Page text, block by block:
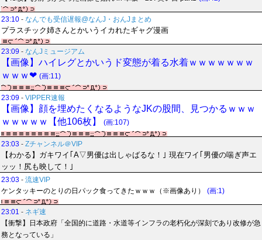
23:10 - なんでも受信遅報@なんJ・おんJまとめ
プラスチック姉さんとかいうイカれたギャグ漫画
23:09 - なんJミュージアム
【画像】ハイレグとかいうド変態が着る水着ｗｗｗｗｗｗｗ
ｗｗｗ❤ (画:11)
23:09 - VIPPER速報
【画像】顔を埋めたくなるようなJKの股間、見つかるｗｗｗ
ｗｗｗｗｗ【他106枚】
(画:107)
23:03 - Zチャンネル＠VIP
【わかる】ガキワイ｢A▽男優は出しゃばるな！｣ 現在ワイ｢男優の喘ぎ声エ
ッッ！尻も映して！｣
23:03 - 流速VIP
ケンタッキーのとりの日パック食ってきたｗｗｗ（※画像あり）
(画:1)
23:01 - ネギ速
【衝撃】日本政府「全国的に道路・水道等インフラの老朽化が深刻であり改修が急
務となっている」